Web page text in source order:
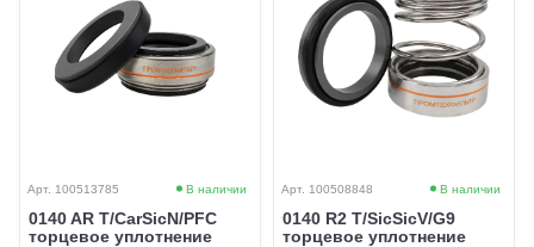
Арт. 100513785 В наличии
0140 AR T/CarSicN/PFC
торцевое уплотнение
Арт. 100508848 В наличии
0140 R2 T/SicSicV/G9
торцевое уплотнение